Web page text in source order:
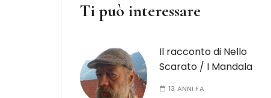
Ti può interessare
Il racconto di Nello
Scarato / I Mandala
13 ANNI FA